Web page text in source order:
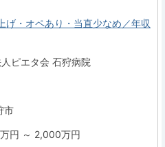
げ・オペあり・当直少なめ／年収
ピエタ会 石狩病院
市
円 ～ 2,000万円